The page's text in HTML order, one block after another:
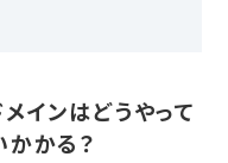
インはどうやって
かる？